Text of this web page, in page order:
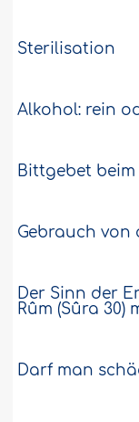
Sterilisation
Alkohol: rein
Bittgebet beim
Gebrauch von
Der Sinn der
Rûm (Sûra 30)
Darf man